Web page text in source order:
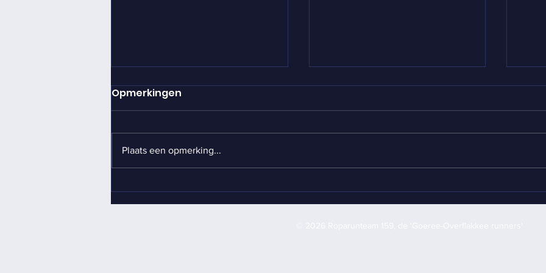
Team 159 haalt
€40.159,34 op voor de
📰Persbericht: Sport
Lokaal houdt
Opmerkingen
Plaats een opmerking...